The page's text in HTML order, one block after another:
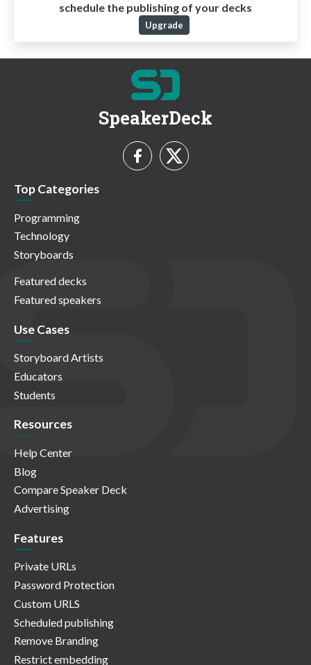
schedule the publishing of your decks
Upgrade
SpeakerDeck
Top Categories
Programming
Technology
Storyboards
Featured decks
Featured speakers
Use Cases
Storyboard Artists
Educators
Students
Resources
Help Center
Blog
Compare Speaker Deck
Advertising
Features
Private URLs
Password Protection
Custom URLS
Scheduled publishing
Remove Branding
Restrict embedding